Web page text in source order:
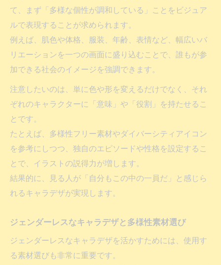
て、まず「多様な個性が調和している」ことをビジュア
ルで表現することが求められます。
例えば、肌色や体格、服装、年齢、表情など、幅広いバ
リエーションを一つの画面に盛り込むことで、誰もが参
加できる社会のイメージを強調できます。
注意したいのは、単に色や形を変えるだけでなく、それ
ぞれのキャラクターに「意味」や「役割」を持たせるこ
とです。
たとえば、多様性フリー素材やダイバーシティアイコン
を参考にしつつ、独自のエピソードや性格を設定するこ
とで、イラストの説得力が増します。
結果的に、見る人が「自分もこの中の一員だ」と感じら
れるキャラデザが実現します。
ジェンダーレスなキャラデザと多様性素材選び
ジェンダーレスなキャラデザを活かすためには、使用す
る素材選びも非常に重要です。